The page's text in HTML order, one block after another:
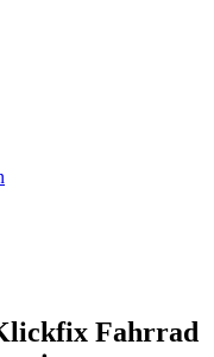
Fahrrad